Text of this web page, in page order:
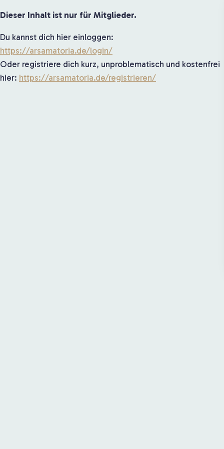
Dieser Inhalt ist nur für Mitglieder.
Du kannst dich hier einloggen:
https://arsamatoria.de/login/
Oder registriere dich kurz, unproblematisch und kostenfrei
hier: https://arsamatoria.de/registrieren/